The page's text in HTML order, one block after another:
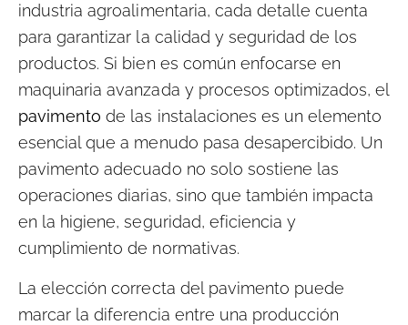
industria agroalimentaria, cada detalle cuenta
para garantizar la calidad y seguridad de los
productos. Si bien es común enfocarse en
maquinaria avanzada y procesos optimizados, el
pavimento de las instalaciones es un elemento
esencial que a menudo pasa desapercibido. Un
pavimento adecuado no solo sostiene las
operaciones diarias, sino que también impacta
en la higiene, seguridad, eficiencia y
cumplimiento de normativas.
La elección correcta del pavimento puede
marcar la diferencia entre una producción